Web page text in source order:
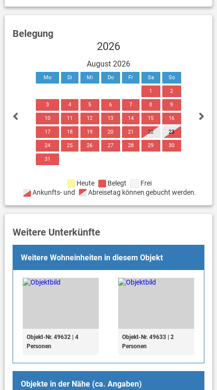
Belegung
2026
August 2026
Mo Di Mi Do Fr Sa So
1 2
3 4 5 6 7 8 9
10 11 12 13 14 15 16
17 18 19 20 21 22 23
24 25 26 27 28 29 30
31
Heute Belegt
Frei
Ankunfts- und
Abreisetag können gebucht werden.
Weitere Unterkünfte
Weitere Wohneinheiten in diesem Objekt
Objekt-Nr. 49632 | 4
Personen
Objekt-Nr. 49633 | 2
Personen
Objekte in der Nähe (ca. Angaben)